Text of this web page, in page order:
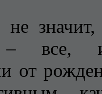
значит,
– все,
от